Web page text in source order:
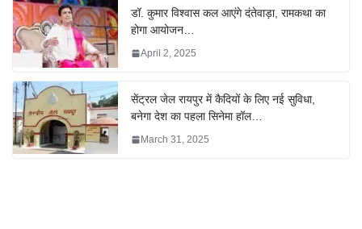
डॉ. कुमार विश्वास कल आएंगे दंतेवाड़ा, रामकथा का
होगा आयोजन…
April 2, 2025
सेंट्रल जेल रायपुर में कैदियों के लिए नई सुविधा,
बनेगा देश का पहला सिनेमा हॉल…
March 31, 2025